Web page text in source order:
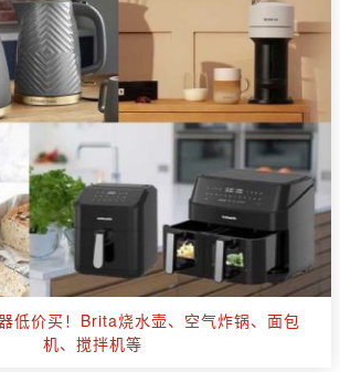
低价买！Brita烧水壶、空气炸锅、面包
机、搅拌机等